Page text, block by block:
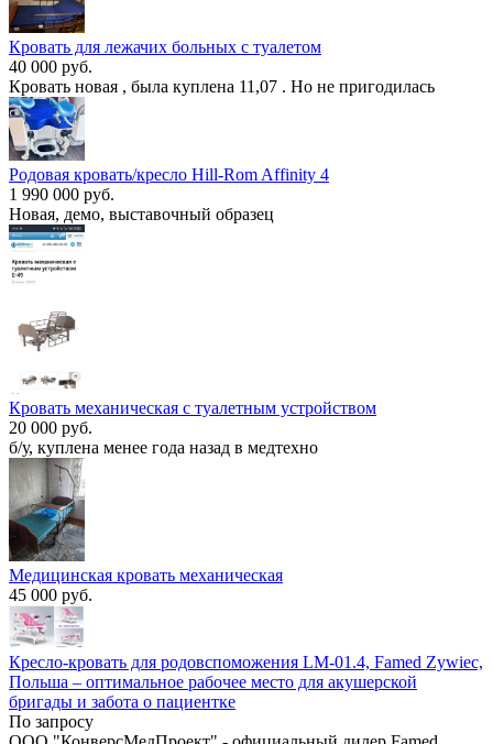
Кровать для лежачих больных с туалетом
40 000 руб.
Кровать новая , была куплена 11,07 . Но не пригодилась
Родовая кровать/кресло Hill-Rom Affinity 4
1 990 000 руб.
Новая, демо, выставочный образец
Кровать механическая с туалетным устройством
20 000 руб.
б/у, куплена менее года назад в медтехно
Медицинская кровать механическая
45 000 руб.
Кресло-кровать для родовспоможения LM-01.4, Famed Zywiec,
Польша – оптимальное рабочее место для акушерской
бригады и забота о пациентке
По запросу